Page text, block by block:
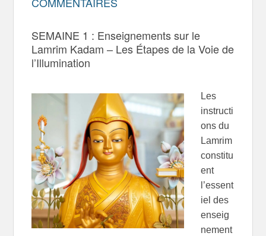
SEMAINE 1 : Enseignements sur le
Lamrim Kadam – Les Étapes de la Voie de
l’Illumination
Les
instructi
ons du
Lamrim
constitu
ent
l’essent
iel des
enseig
nement